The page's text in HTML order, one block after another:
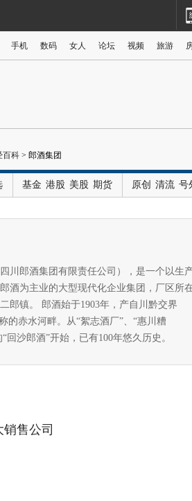
手机 数码 女人 论坛 视频 旅游
百科 > 郎酒集团
基金 港股 美股 期货 原创 清流 号
川郎酒集团有限责任公司），是一个以生
酒为主业的大型现代化企业集团，厂区所
郎镇。 郎酒始于1903年，产自川黔交界
的赤水河畔。从“絮志酒厂”、“惠川糟
回沙郎酒”开始，已有100年悠久历史。
售公司